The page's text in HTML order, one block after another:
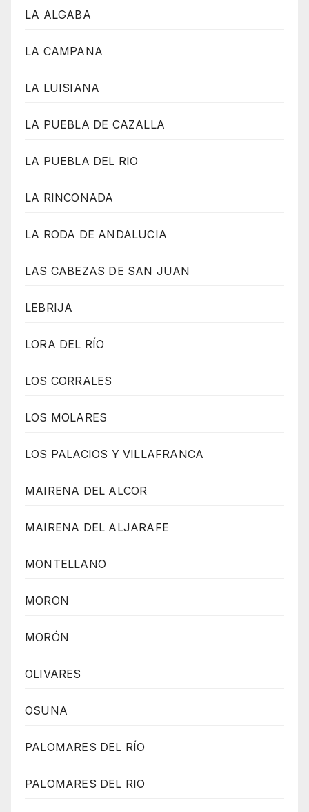
LA ALGABA
LA CAMPANA
LA LUISIANA
LA PUEBLA DE CAZALLA
LA PUEBLA DEL RIO
LA RINCONADA
LA RODA DE ANDALUCIA
LAS CABEZAS DE SAN JUAN
LEBRIJA
LORA DEL RÍO
LOS CORRALES
LOS MOLARES
LOS PALACIOS Y VILLAFRANCA
MAIRENA DEL ALCOR
MAIRENA DEL ALJARAFE
MONTELLANO
MORON
MORÓN
OLIVARES
OSUNA
PALOMARES DEL RÍO
PALOMARES DEL RIO